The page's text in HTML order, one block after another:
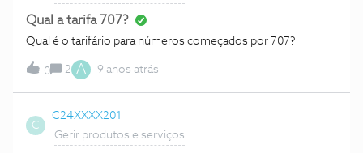
Qual a tarifa 707?
Qual é o tarifário para números começados por 707?
0 2 A 9 anos atrás
C
C24XXXX201
Gerir produtos e serviços